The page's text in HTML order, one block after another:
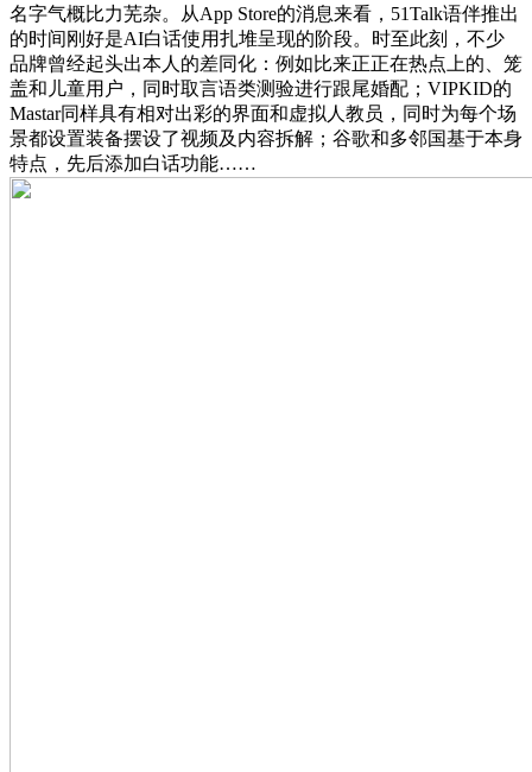
名字气概比力芜杂。从App Store的消息来看，51Talk语伴推出
的时间刚好是AI白话使用扎堆呈现的阶段。时至此刻，不少
品牌曾经起头出本人的差同化：例如比来正正在热点上的、笼
盖和儿童用户，同时取言语类测验进行跟尾婚配；VIPKID的
Mastar同样具有相对出彩的界面和虚拟人教员，同时为每个场
景都设置装备摆设了视频及内容拆解；谷歌和多邻国基于本身
特点，先后添加白话功能……